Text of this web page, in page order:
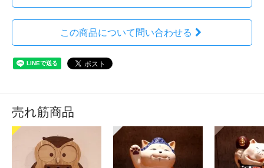
この商品について問い合わせる
売れ筋商品